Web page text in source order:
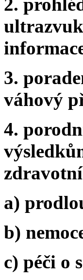
3.
váhový
4.
a)
b)
c) péči o